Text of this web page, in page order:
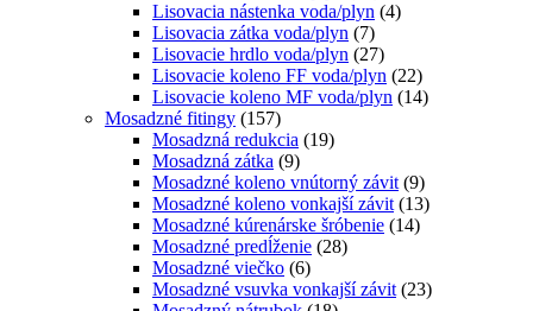
Lisovacia nástenka voda/plyn (4)
Lisovacia zátka voda/plyn (7)
Lisovacie hrdlo voda/plyn (27)
Lisovacie koleno FF voda/plyn (22)
Lisovacie koleno MF voda/plyn (14)
Mosadzné fitingy (157)
Mosadzná redukcia (19)
Mosadzná zátka (9)
Mosadzné koleno vnútorný závit (9)
Mosadzné koleno vonkajší závit (13)
Mosadzné kúrenárske šróbenie (14)
Mosadzné predĺženie (28)
Mosadzné viečko (6)
Mosadzné vsuvka vonkajší závit (23)